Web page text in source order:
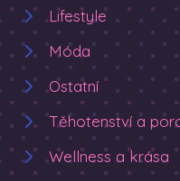
Lifestyle
Móda
Ostatní
Těhotenství a
Wellness a krása